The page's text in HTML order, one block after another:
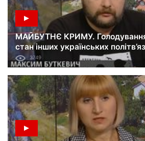
МАЙБУТНЄ КРИМУ. Голодування
стан інших українських
Максим Буткевич. 16.06.18
3749